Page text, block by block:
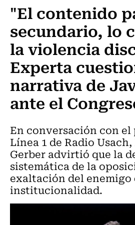
"El contenido
secundario, lo
la violencia
Experta
narrativa de
ante el
En conversación con el
Línea 1 de Radio
Gerber advirtió que la
sistemática de la
exaltación del enemigo
institucionalidad.